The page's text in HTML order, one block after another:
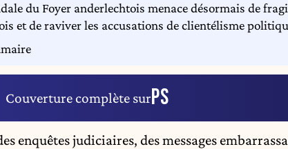
du Foyer anderlechtois menace désormais de
et de raviver les accusations de clientélisme
Couverture complète surPS
enquêtes judiciaires, des messages